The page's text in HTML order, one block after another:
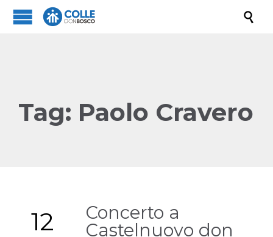

Tag: Paolo Cravero
12
Concerto a
Castelnuovo don